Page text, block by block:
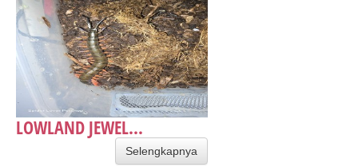
LOWLAND JEWEL...
Selengkapnya